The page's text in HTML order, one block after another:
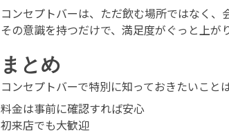
コンセプトバーは、ただ飲む場所ではなく、
その意識を持つだけで、満足度がぐっと上がり
まとめ
コンセプトバーで特別に知っておきたいこと
料金は事前に確認すれば安心
初来店でも大歓迎